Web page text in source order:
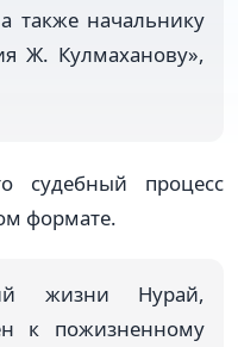
также начальнику
Ж. Кулмаханову»,
судебный процесс
формате.
жизни Нурай,
к пожизненному